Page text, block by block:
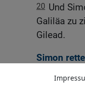
20 Und
Galiläa zu
Gilead.
Simon
Als
den